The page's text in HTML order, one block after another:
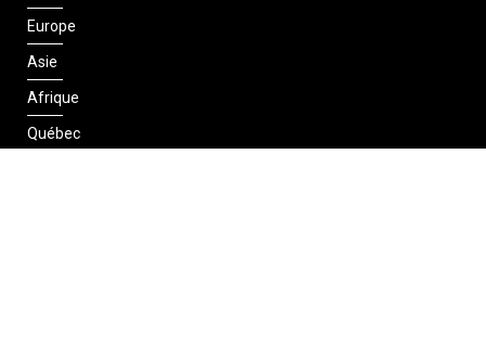
Europe
Asie
Afrique
Québec